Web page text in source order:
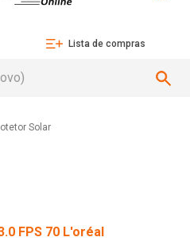
Lista de compras
Solar
FPS 70 L'oréal